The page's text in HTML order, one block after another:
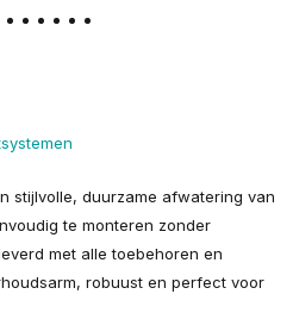
stijlvolle, duurzame afwatering van
te monteren zonder
met alle toebehoren en
robuust en perfect voor